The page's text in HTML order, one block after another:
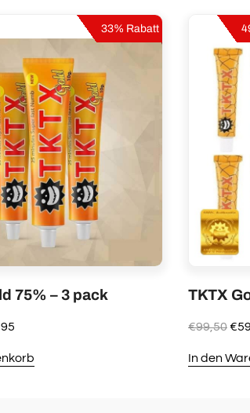
33% Rabatt
75% – 3 pack
ist:
TKTX
€99,50€
In den